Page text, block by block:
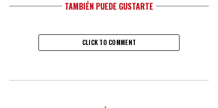
TAMBIÉN PUEDE GUSTARTE
CLICK TO COMMENT